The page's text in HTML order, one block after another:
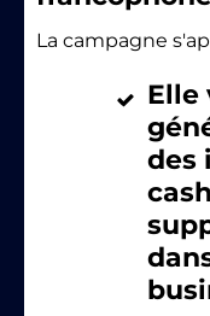
La campagne
Elle
des
cash